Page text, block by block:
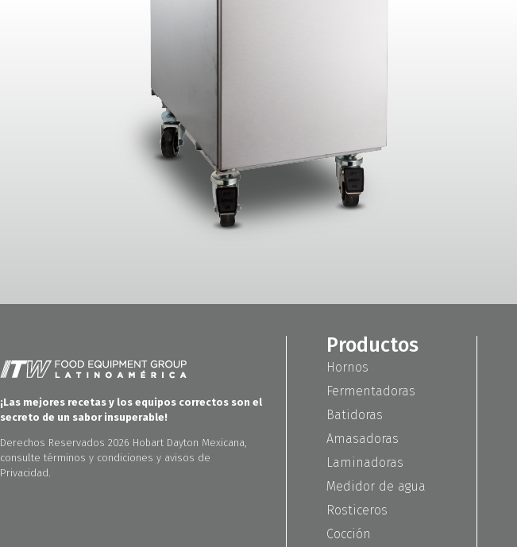
¡Las mejores recetas y los equipos correctos son el
secreto de un sabor insuperable!
Derechos Reservados 2026 Hobart Dayton Mexicana,
consulte términos y condiciones y avisos de
Privacidad.
Productos
Hornos
Fermentadoras
Batidoras
Amasadoras
Laminadoras
Medidor de agua
Rosticeros
Cocción